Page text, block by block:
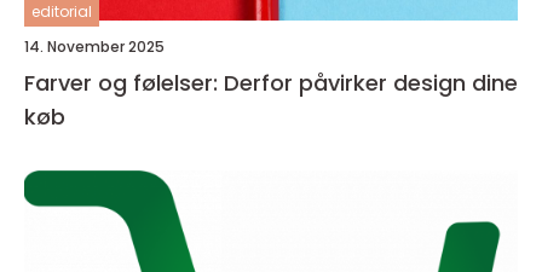
editorial
14. November 2025
Farver og følelser: Derfor påvirker design dine
køb